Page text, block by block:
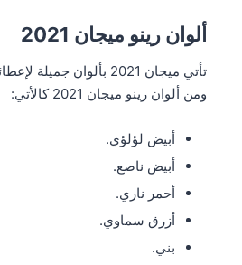
ألوان رينو ميجان 2021
تأتي ميجان 2021 بألوان
ومن ألوان رينو ميجان 2021 كالأتي:
أبيض لؤلؤي.
أبيض ناصع.
أحمر ناري.
أزرق سماوي.
بني.